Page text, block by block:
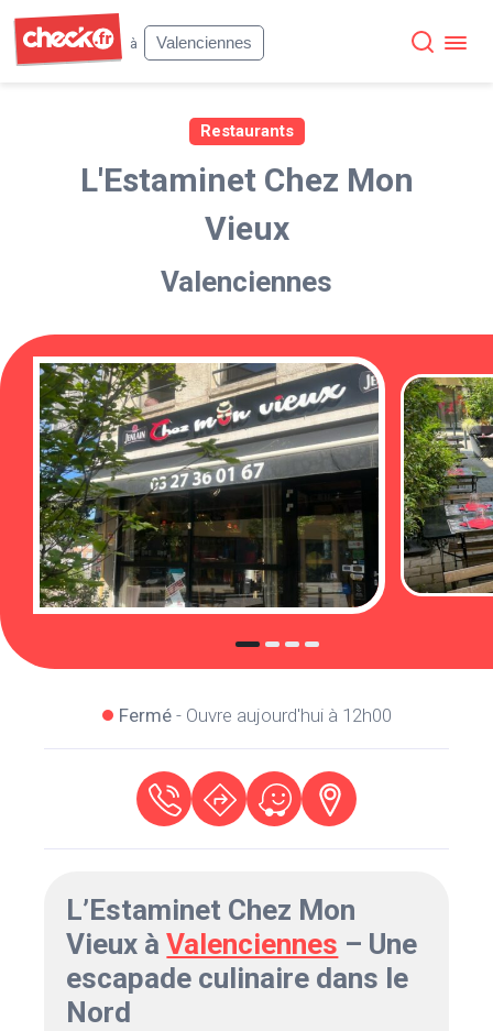
à
Valenciennes
Restaurants
L'Estaminet Chez Mon
Vieux
Valenciennes
Fermé- Ouvre aujourd'hui à 12h00
L’Estaminet Chez Mon
Vieux àValenciennes – Une
escapade culinaire dans le
Nord